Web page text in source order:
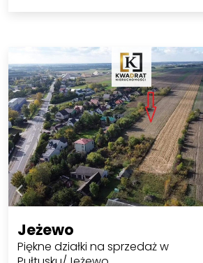
Jeżewo
Piękne działki na sprzedaż w